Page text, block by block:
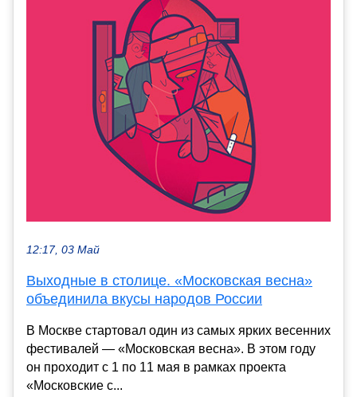
12:17, 03 Май
Выходные в столице. «Московская весна»
объединила вкусы народов России
В Москве стартовал один из самых ярких весенних
фестивалей — «Московская весна». В этом году
он проходит с 1 по 11 мая в рамках проекта
«Московские с...